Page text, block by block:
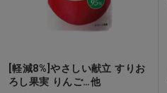
[軽減8%]やさしい献立 すりお
ろし果実 りんご…他